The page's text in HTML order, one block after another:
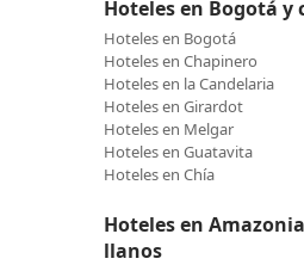
Hoteles en Bogotá y
Hoteles en Bogotá
Hoteles en Chapinero
Hoteles en la Candelaria
Hoteles en Girardot
Hoteles en Melgar
Hoteles en Guatavita
Hoteles en Chía
Hoteles en
llanos